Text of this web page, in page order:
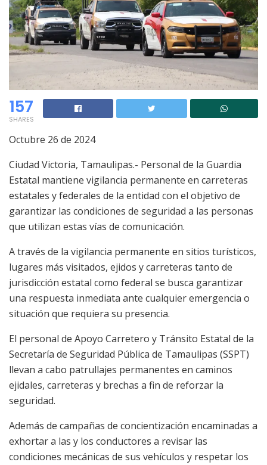
157
SHARES
Octubre 26 de 2024
Ciudad Victoria, Tamaulipas.- Personal de la Guardia
Estatal mantiene vigilancia permanente en carreteras
estatales y federales de la entidad con el objetivo de
garantizar las condiciones de seguridad a las personas
que utilizan estas vías de comunicación.
A través de la vigilancia permanente en sitios turísticos,
lugares más visitados, ejidos y carreteras tanto de
jurisdicción estatal como federal se busca garantizar
una respuesta inmediata ante cualquier emergencia o
situación que requiera su presencia.
El personal de Apoyo Carretero y Tránsito Estatal de la
Secretaría de Seguridad Pública de Tamaulipas (SSPT)
llevan a cabo patrullajes permanentes en caminos
ejidales, carreteras y brechas a fin de reforzar la
seguridad.
Además de campañas de concientización encaminadas a
exhortar a las y los conductores a revisar las
condiciones mecánicas de sus vehículos y respetar los